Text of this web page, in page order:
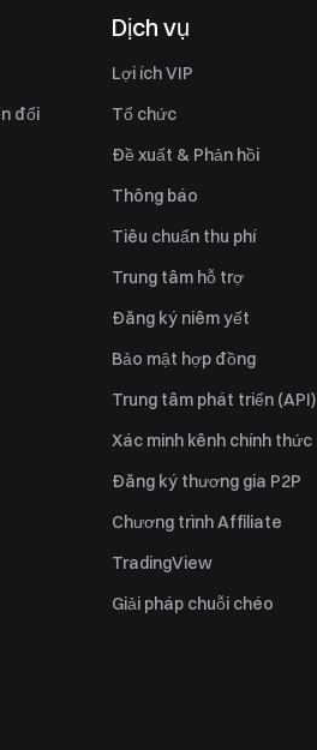
đổi
Dịch vụ
Lợi ích VIP
Tổ chức
Đề xuất & Phản hồi
Thông báo
Tiêu chuẩn thu phí
Trung tâm hỗ trợ
Đăng ký niêm yết
Bảo mật hợp đồng
Trung tâm phát triển (API)
Xác minh kênh chính thức
Đăng ký thương gia P2P
Chương trình Affiliate
TradingView
Giải pháp chuỗi chéo